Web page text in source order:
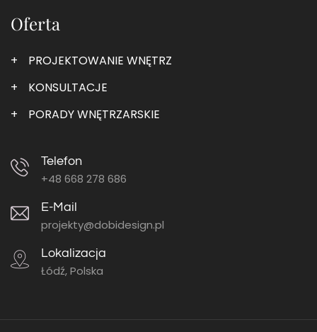
Oferta
PROJEKTOWANIE WNĘTRZ
KONSULTACJE
PORADY WNĘTRZARSKIE
Telefon
+48 668 278 686
E-Mail
projekty@dobidesign.pl
Lokalizacja
Łódź, Polska